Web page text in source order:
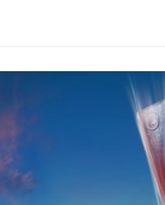
Резервный:
(Андрей